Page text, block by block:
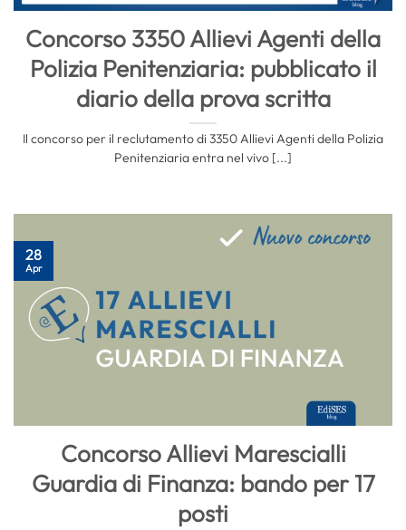
Concorso 3350 Allievi Agenti della
Polizia Penitenziaria: pubblicato il
diario della prova scritta
Il concorso per il reclutamento di 3350 Allievi Agenti della Polizia
Penitenziaria entra nel vivo [...]
Concorso Allievi Marescialli
Guardia di Finanza: bando per 17
posti
28
Apr